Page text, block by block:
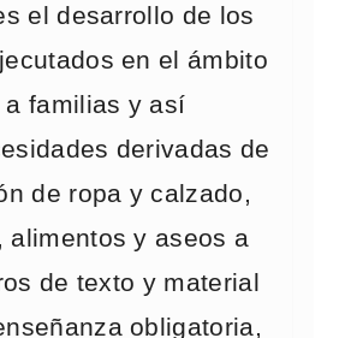
el desarrollo de los
en el ámbito
familias y así
derivadas de
de ropa y calzado,
alimentos y aseos a
de texto y material
obligatoria,